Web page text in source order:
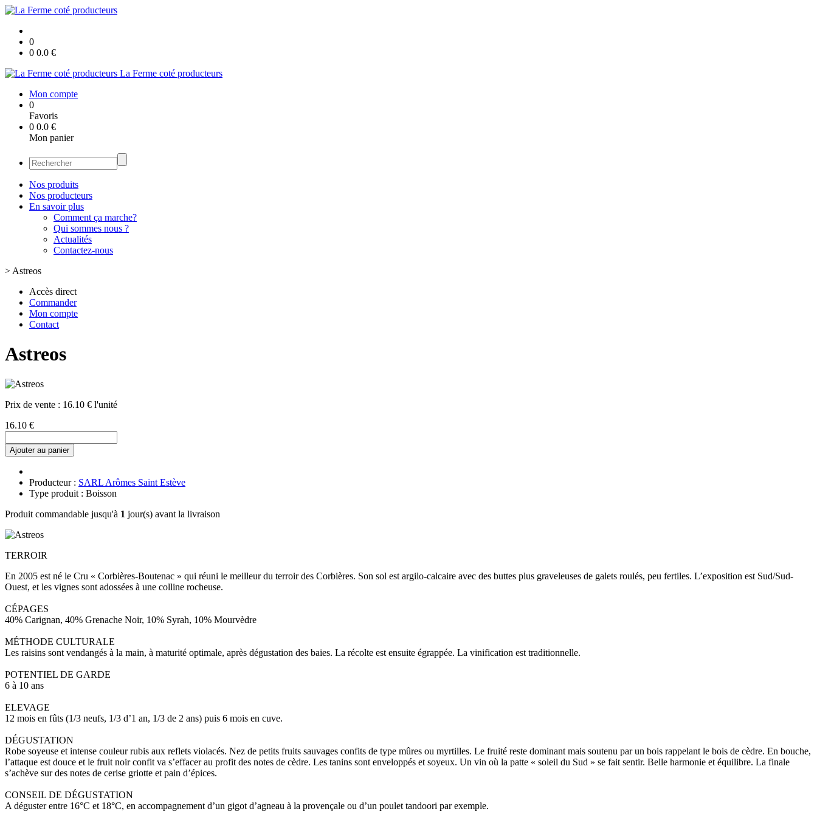
0
0 0.0 €
La Ferme coté producteurs
Mon compte
0
Favoris
0 0.0 €
Mon panier
Nos produits
Nos producteurs
En savoir plus
Comment ça marche?
Qui sommes nous ?
Actualités
Contactez-nous
> Astreos
Accès direct
Commander
Mon compte
Contact
Astreos
Prix de vente : 16.10 € l'unité
16.10 €
Ajouter au panier
Producteur : SARL Arômes Saint Estève
Type produit : Boisson
Produit commandable jusqu'à 1 jour(s) avant la livraison
TERROIR
En 2005 est né le Cru « Corbières-Boutenac » qui réuni le meilleur du terroir des Corbières. Son sol est argilo-calcaire avec des buttes plus graveleuses de galets roulés, peu fertiles. L’exposition est Sud/Sud-
Ouest, et les vignes sont adossées à une colline rocheuse.
CÉPAGES
40% Carignan, 40% Grenache Noir, 10% Syrah, 10% Mourvèdre
MÉTHODE CULTURALE
Les raisins sont vendangés à la main, à maturité optimale, après dégustation des baies. La récolte est ensuite égrappée. La vinification est traditionnelle.
POTENTIEL DE GARDE
6 à 10 ans
ELEVAGE
12 mois en fûts (1/3 neufs, 1/3 d’1 an, 1/3 de 2 ans) puis 6 mois en cuve.
DÉGUSTATION
Robe soyeuse et intense couleur rubis aux reflets violacés. Nez de petits fruits sauvages confits de type mûres ou myrtilles. Le fruité reste dominant mais soutenu par un bois rappelant le bois de cèdre. En bouche,
l’attaque est douce et le fruit noir confit va s’effacer au profit des notes de cèdre. Les tanins sont enveloppés et soyeux. Un vin où la patte « soleil du Sud » se fait sentir. Belle harmonie et équilibre. La finale
s’achève sur des notes de cerise griotte et pain d’épices.
CONSEIL DE DÉGUSTATION
A déguster entre 16°C et 18°C, en accompagnement d’un gigot d’agneau à la provençale ou d’un poulet tandoori par exemple.